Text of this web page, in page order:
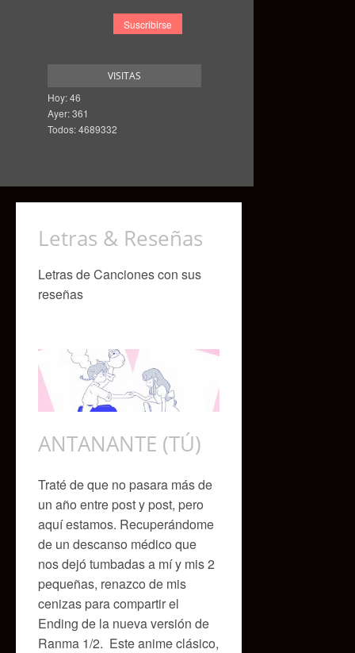
VISITAS
Hoy: 46
Ayer: 361
Todos: 4689332
Letras & Reseñas
Letras de Canciones con sus
reseñas
ANTANANTE (TÚ)
Traté de que no pasara más de
un año entre post y post, pero
aquí estamos. Recuperándome
de un descanso médico que
nos dejó tumbadas a mí y mis 2
pequeñas, renazco de mis
cenizas para compartir el
Ending de la nueva versión de
Ranma 1/2. Este anime clásico,